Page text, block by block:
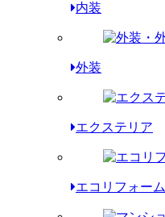
内装
外装
エクステリア
エコリフォーム